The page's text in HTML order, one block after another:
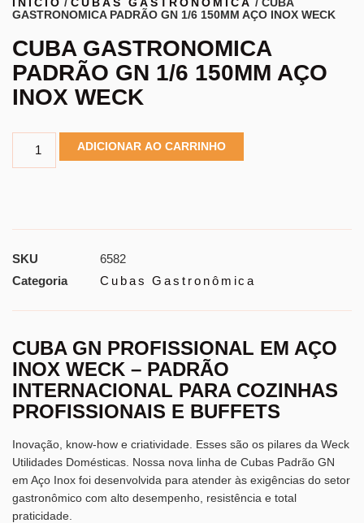
GASTRONOMICA PADRÃO GN 1/6 150MM AÇO INOX WECK
CUBA GASTRONOMICA
PADRÃO GN 1/6 150MM AÇO
INOX WECK
ADICIONAR AO CARRINHO
SKU
6582
Categoria
Cubas Gastronômica
CUBA GN PROFISSIONAL EM AÇO
INOX WECK – PADRÃO
INTERNACIONAL PARA COZINHAS
PROFISSIONAIS E BUFFETS
Inovação, know-how e criatividade. Esses são os pilares da Weck
Utilidades Domésticas. Nossa nova linha de Cubas Padrão GN
em Aço Inox foi desenvolvida para atender às exigências do setor
gastronômico com alto desempenho, resistência e total
praticidade.